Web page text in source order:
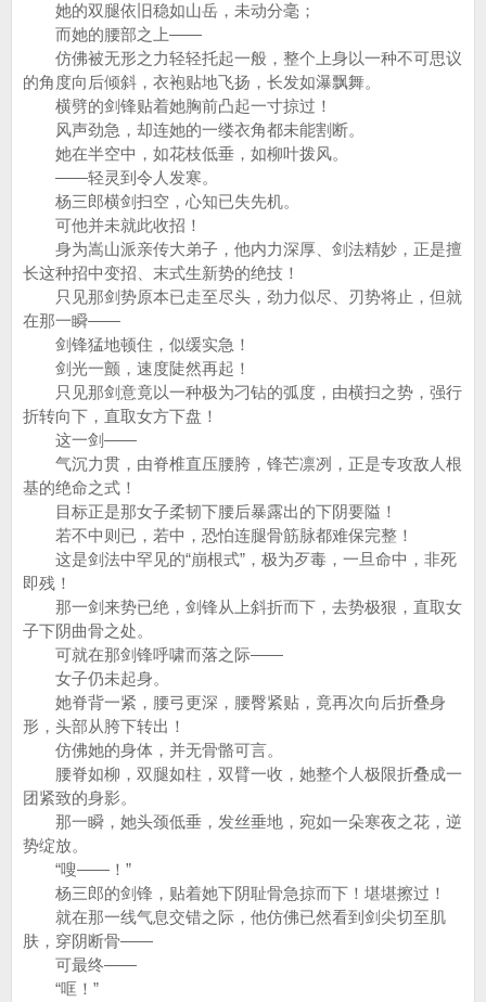
她的双腿依旧稳如山岳，未动分毫；
而她的腰部之上——
仿佛被无形之力轻轻托起一般，整个上身以一种不可思议
的角度向后倾斜，衣袍贴地飞扬，长发如瀑飘舞。
横劈的剑锋贴着她胸前凸起一寸掠过！
风声劲急，却连她的一缕衣角都未能割断。
她在半空中，如花枝低垂，如柳叶拨风。
——轻灵到令人发寒。
杨三郎横剑扫空，心知已失先机。
可他并未就此收招！
身为嵩山派亲传大弟子，他内力深厚、剑法精妙，正是擅
长这种招中变招、末式生新势的绝技！
只见那剑势原本已走至尽头，劲力似尽、刃势将止，但就
在那一瞬——
剑锋猛地顿住，似缓实急！
剑光一颤，速度陡然再起！
只见那剑意竟以一种极为刁钻的弧度，由横扫之势，强行
折转向下，直取女方下盘！
这一剑——
气沉力贯，由脊椎直压腰胯，锋芒凛冽，正是专攻敌人根
基的绝命之式！
目标正是那女子柔韧下腰后暴露出的下阴要隘！
若不中则已，若中，恐怕连腿骨筋脉都难保完整！
这是剑法中罕见的“崩根式”，极为歹毒，一旦命中，非死
即残！
那一剑来势已绝，剑锋从上斜折而下，去势极狠，直取女
子下阴曲骨之处。
可就在那剑锋呼啸而落之际——
女子仍未起身。
她脊背一紧，腰弓更深，腰臀紧贴，竟再次向后折叠身
形，头部从胯下转出！
仿佛她的身体，并无骨骼可言。
腰脊如柳，双腿如柱，双臂一收，她整个人极限折叠成一
团紧致的身影。
那一瞬，她头颈低垂，发丝垂地，宛如一朵寒夜之花，逆
势绽放。
“嗖——！”
杨三郎的剑锋，贴着她下阴耻骨急掠而下！堪堪擦过！
就在那一线气息交错之际，他仿佛已然看到剑尖切至肌
肤，穿阴断骨——
可最终——
“哐！”